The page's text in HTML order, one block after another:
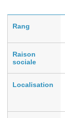
Rang
Raison
sociale
Localisation